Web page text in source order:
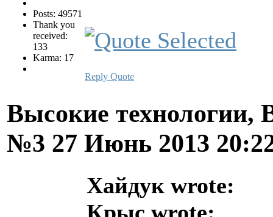
Posts: 49571
Thank you
received:
133
Karma: 17
Reply Quote
Высокие технологии,
№3 27 Июнь 2013
Хайдук wrote:
Крыс wrote: